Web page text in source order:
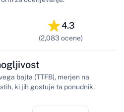
4.3
(2,083 ocene)
bajta (TTFB), merjen na
ki jih gostuje ta ponudnik.